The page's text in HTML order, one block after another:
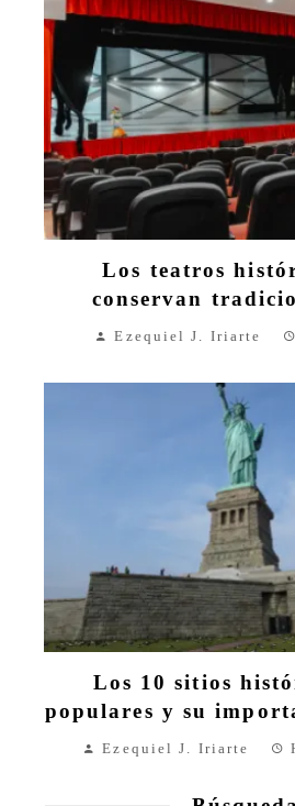
Los teatros
conservan
Ezequiel J. Iriarte
Los 10 sitios
populares y su
Ezequiel J. Iriarte